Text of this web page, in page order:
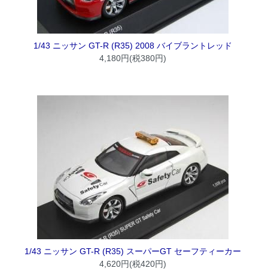
1/43 ニッサン GT-R (R35) 2008 バイブラントレッド
4,180円(税380円)
1/43 ニッサン GT-R (R35) スーパーGT セーフティーカー
4,620円(税420円)